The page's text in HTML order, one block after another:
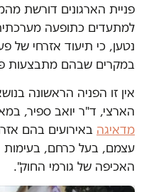
פניית הארגונים דורשת
למתעדים כתופעה מערכתית
נטען, כי תיעוד אזרחי של
במקרים שבהם מתבצעות
אין זו הפניה הראשונה
הארצי, ד"ר יואב ספיר,
מדאיגה באירועים בהם
עצמם, בעל כרחם, בעימות
האכיפה של גורמי החוק".